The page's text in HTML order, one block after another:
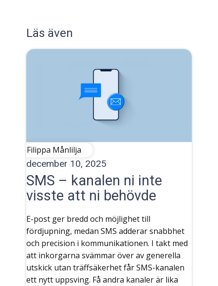
Läs även
Filippa Månlilja
december 10, 2025
SMS – kanalen ni inte
visste att ni behövde
E-post ger bredd och möjlighet till
fördjupning, medan SMS adderar snabbhet
och precision i kommunikationen. I takt med
att inkorgarna svämmar över av generella
utskick utan träffsäkerhet får SMS-kanalen
ett nytt uppsving. Få andra kanaler är lika